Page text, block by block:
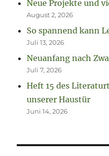
Neue Projekte und
August 2, 2026
So spannend kann
Juli 13, 2026
Neuanfang nach
Juli 7, 2026
Heft 15 des
unserer Haustür
Juni 14, 2026